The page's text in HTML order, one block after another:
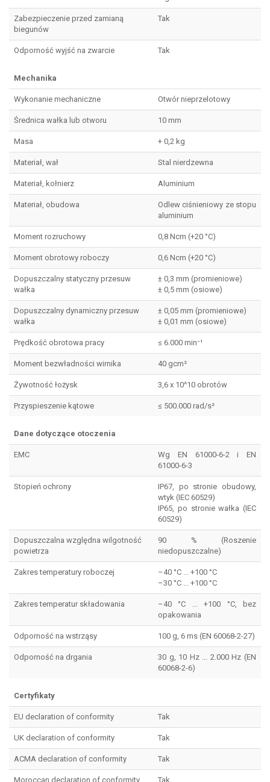
Zabezpieczenie przed zamianą
biegunów
Tak
Odporność wyjść na zwarcie Tak
Mechanika
Wykonanie mechaniczne Otwór nieprzelotowy
Średnica wałka lub otworu 10 mm
Masa + 0,2 kg
Materiał, wał Stal nierdzewna
Materiał, kołnierz Aluminium
Materiał, obudowa
Odlew ciśnieniowy ze stopu
aluminium
Moment rozruchowy 0,8 Ncm (+20 °C)
Moment obrotowy roboczy 0,6 Ncm (+20 °C)
Dopuszczalny statyczny przesuw
wałka
± 0,3 mm (promieniowe)
± 0,5 mm (osiowe)
Dopuszczalny dynamiczny przesuw
wałka
± 0,05 mm (promieniowe)
± 0,01 mm (osiowe)
Prędkość obrotowa pracy ≤ 6.000 min⁻¹
Moment bezwładności wirnika 40 gcm²
Żywotność łożysk 3,6 x 10^10 obrotów
Przyspieszenie kątowe ≤ 500.000 rad/s²
Dane dotyczące otoczenia
EMC
Wg EN 61000-6-2 i EN
61000-6-3
Stopień ochrony
IP67, po stronie obudowy,
wtyk (IEC 60529)
IP65, po stronie wałka (IEC
60529)
Dopuszczalna względna wilgotność
powietrza
90 % (Roszenie
niedopuszczalne)
Zakres temperatury roboczej
–40 °C ... +100 °C
–30 °C ... +100 °C
Zakres temperatur składowania
–40 °C ... +100 °C, bez
opakowania
Odporność na wstrząsy 100 g, 6 ms (EN 60068-2-27)
Odporność na drgania
30 g, 10 Hz ... 2.000 Hz (EN
60068-2-6)
Certyfikaty
EU declaration of conformity Tak
UK declaration of conformity Tak
ACMA declaration of conformity Tak
Moroccan declaration of conformity Tak